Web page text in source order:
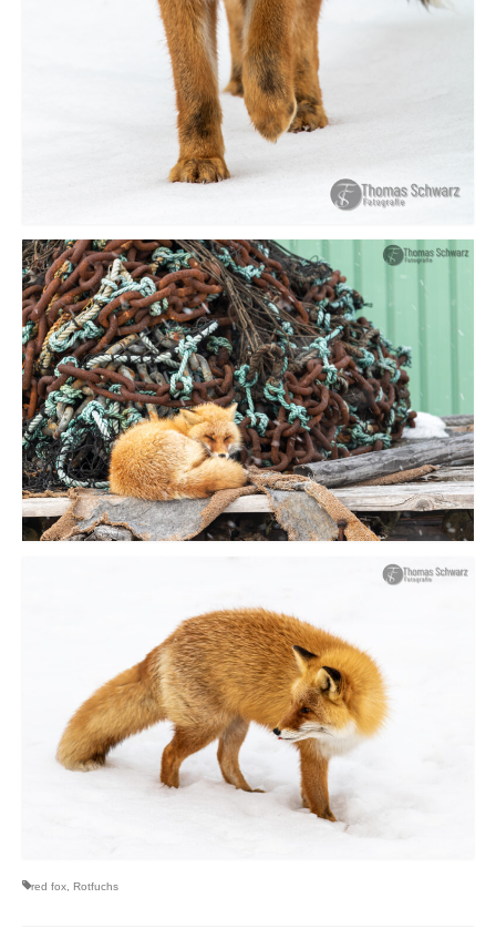
red fox Rotfuchs